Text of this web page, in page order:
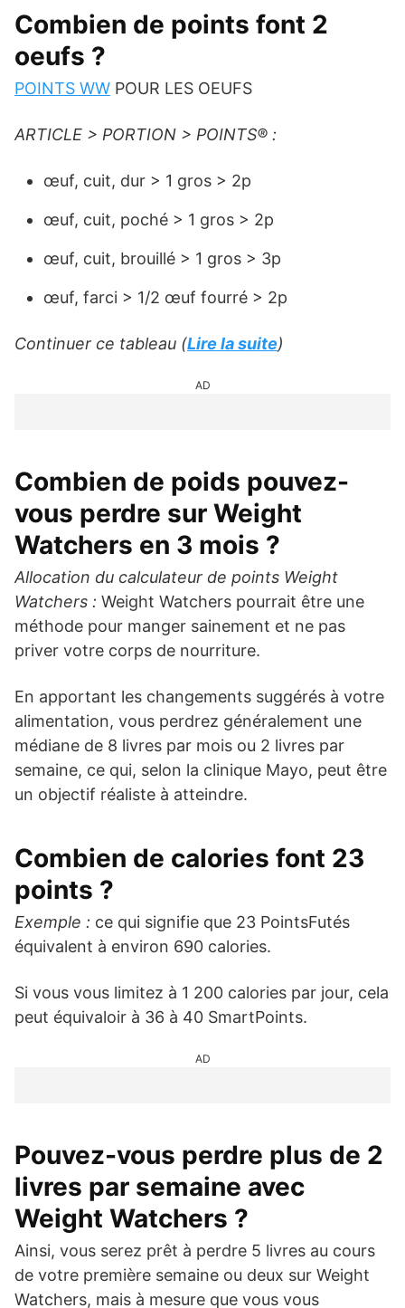
Combien de points font 2
oeufs ?
POINTS WW POUR LES OEUFS
ARTICLE > PORTION > POINTS® :
œuf, cuit, dur > 1 gros > 2p
œuf, cuit, poché > 1 gros > 2p
œuf, cuit, brouillé > 1 gros > 3p
œuf, farci > 1/2 œuf fourré > 2p
Continuer ce tableau (Lire la suite)
AD
Combien de poids pouvez-
vous perdre sur Weight
Watchers en 3 mois ?
Allocation du calculateur de points Weight
Watchers : Weight Watchers pourrait être une
méthode pour manger sainement et ne pas
priver votre corps de nourriture.
En apportant les changements suggérés à votre
alimentation, vous perdrez généralement une
médiane de 8 livres par mois ou 2 livres par
semaine, ce qui, selon la clinique Mayo, peut être
un objectif réaliste à atteindre.
Combien de calories font 23
points ?
Exemple : ce qui signifie que 23 PointsFutés
équivalent à environ 690 calories.
Si vous vous limitez à 1 200 calories par jour, cela
peut équivaloir à 36 à 40 SmartPoints.
AD
Pouvez-vous perdre plus de 2
livres par semaine avec
Weight Watchers ?
Ainsi, vous serez prêt à perdre 5 livres au cours
de votre première semaine ou deux sur Weight
Watchers, mais à mesure que vous vous